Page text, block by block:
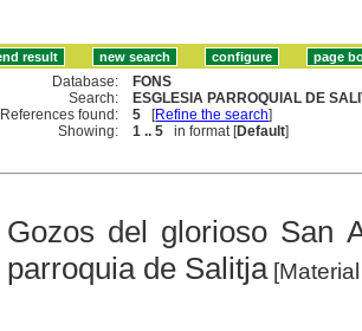
Database:
FONS
Search:
ESGLESIA PARROQUIAL DE
References found:
5 [Refine the search]
Showing:
1 .. 5 in format [Default]
Gozos del glorioso San
parroquia de Salitja